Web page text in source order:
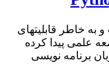
به خاطر قابلیتهای
علمی پیدا کرده
برنامه نویسی